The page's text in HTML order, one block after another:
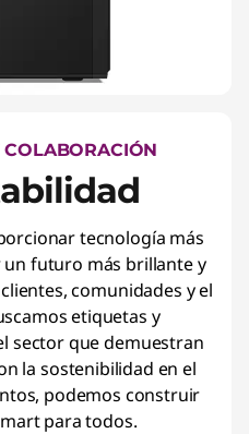
tecnología más
un futuro más brillante y
comunidades y el
etiquetas y
sector que demuestran
la sostenibilidad en el
podemos construir
para todos.